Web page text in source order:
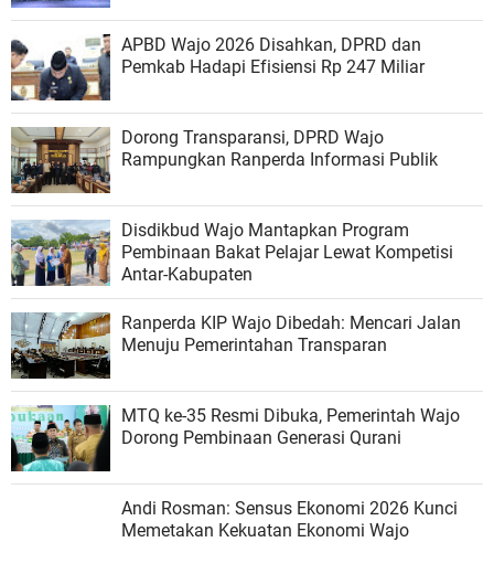
APBD Wajo 2026 Disahkan, DPRD dan
Pemkab Hadapi Efisiensi Rp 247 Miliar
Dorong Transparansi, DPRD Wajo
Rampungkan Ranperda Informasi Publik
Disdikbud Wajo Mantapkan Program
Pembinaan Bakat Pelajar Lewat Kompetisi
Antar-Kabupaten
Ranperda KIP Wajo Dibedah: Mencari Jalan
Menuju Pemerintahan Transparan
MTQ ke-35 Resmi Dibuka, Pemerintah Wajo
Dorong Pembinaan Generasi Qurani
Andi Rosman: Sensus Ekonomi 2026 Kunci
Memetakan Kekuatan Ekonomi Wajo